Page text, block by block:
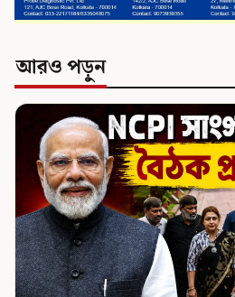
আরও পড়ুন